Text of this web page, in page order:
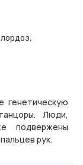
генетическую
Люди,
подвержены
рук.